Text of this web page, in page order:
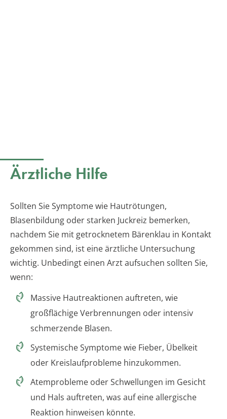
Ärztliche Hilfe
Sollten Sie Symptome wie Hautrötungen,
Blasenbildung oder starken Juckreiz bemerken,
nachdem Sie mit getrocknetem Bärenklau in Kontakt
gekommen sind, ist eine ärztliche Untersuchung
wichtig. Unbedingt einen Arzt aufsuchen sollten Sie,
wenn:
Massive Hautreaktionen auftreten, wie
großflächige Verbrennungen oder intensiv
schmerzende Blasen.
Systemische Symptome wie Fieber, Übelkeit
oder Kreislaufprobleme hinzukommen.
Atemprobleme oder Schwellungen im Gesicht
und Hals auftreten, was auf eine allergische
Reaktion hinweisen könnte.